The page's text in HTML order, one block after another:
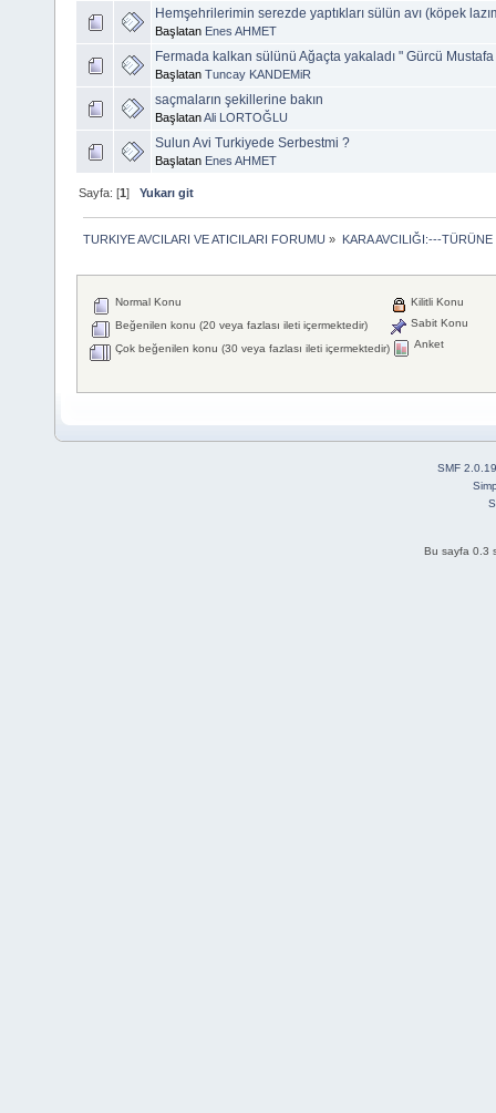
Hemşehrilerimin serezde yaptıkları sülün avı (köpek
Başlatan Enes AHMET
Fermada kalkan sülünü Ağaçta yakaladı " Gürcü Mustafa
Başlatan Tuncay KANDEMiR
saçmaların şekillerine bakın
BaşlatanAli LORTOĞLU
Sulun Avi Turkiyede Serbestmi ?
Başlatan Enes AHMET
Sayfa: [1]Yukarı git
TURKIYE AVCILARI VE ATICILARI FORUMU » KARA AVCILIĞI:---
Normal Konu
Beğenilen konu (20 veya fazlası ileti içermektedir)
Çok beğenilen konu (30 veya fazlası ileti içermektedir)
Kilitli Konu
Sabit Konu
Anket
SMF 2.0.19
Bu sayfa 0.3